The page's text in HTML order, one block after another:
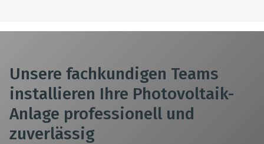
Unsere fachkundigen Teams
installieren Ihre Photovoltaik-
Anlage professionell und
zuverlässig